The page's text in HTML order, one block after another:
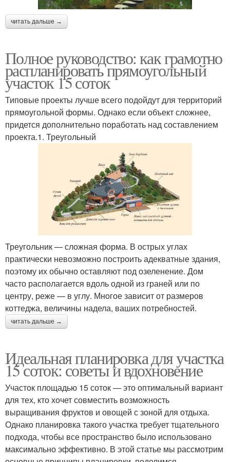
читать дальше →
Полное руководство: как грамотно
распланировать прямоугольный
участок 15 соток
Типовые проекты лучше всего подойдут для территорий
прямоугольной формы. Однако если объект сложнее,
придется дополнительно поработать над составлением
проекта.1. Треугольный
Треугольник — сложная форма. В острых углах
практически невозможно построить адекватные здания,
поэтому их обычно оставляют под озеленение. Дом
часто располагается вдоль одной из граней или по
центру, реже — в углу. Многое зависит от размеров
коттеджа, величины надела, ваших потребностей.
читать дальше →
Идеальная планировка для участка
15 соток: советы и вдохновение
Участок площадью 15 соток — это оптимальный вариант
для тех, кто хочет совместить возможность
выращивания фруктов и овощей с зоной для отдыха.
Однако планировка такого участка требует тщательного
подхода, чтобы все пространство было использовано
максимально эффективно. В этой статье мы рассмотрим